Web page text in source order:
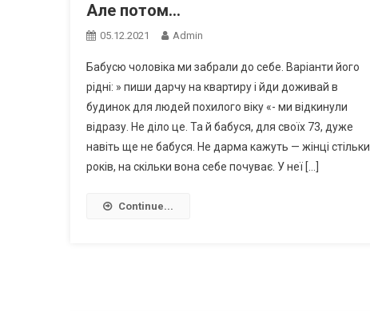
Але потом…
05.12.2021 Admin
Бабусю чоловіка ми забрали до себе. Варіанти його
рідні: » пиши дарчу на квартиру і йди доживай в
будинок для людей похилого віку «- ми відкинули
відразу. Не діло це. Та й бабуся, для своїх 73, дуже
навіть ще не бабуся. Не дарма кажуть — жінці стільки
років, на скільки вона себе почуває. У неї […]
Continue...